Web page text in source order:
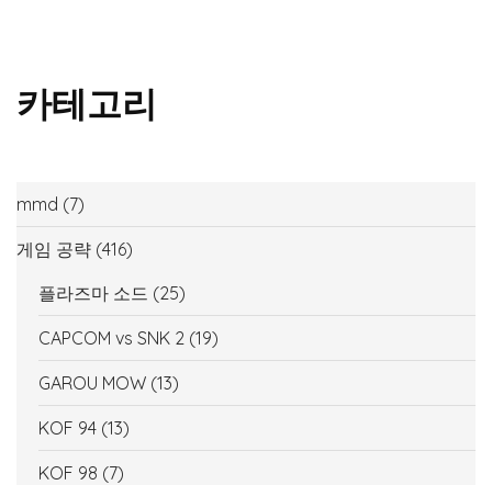
카테고리
mmd (7)
게임 공략 (416)
플라즈마 소드 (25)
CAPCOM vs SNK 2 (19)
GAROU MOW (13)
KOF 94 (13)
KOF 98 (7)